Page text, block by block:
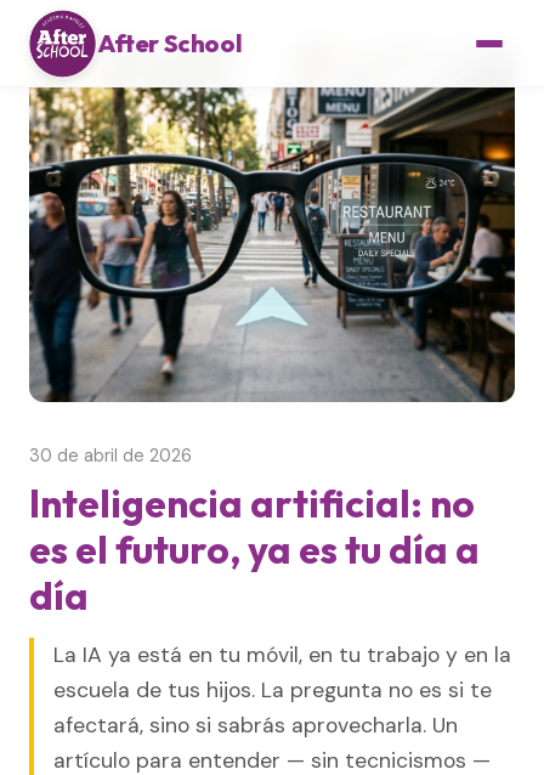
After School
30 de abril de 2026
Inteligencia artificial: no
es el futuro, ya es tu día a
día
La IA ya está en tu móvil, en tu trabajo y en la
escuela de tus hijos. La pregunta no es si te
afectará, sino si sabrás aprovecharla. Un
artículo para entender — sin tecnicismos —